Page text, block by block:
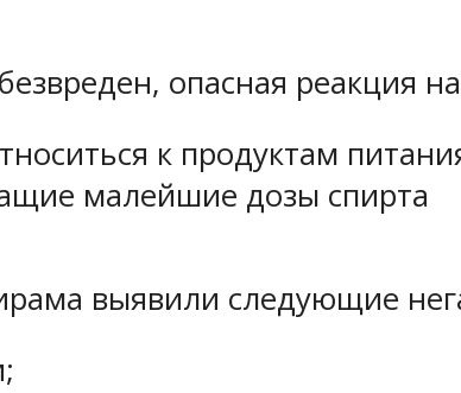
опасная реакция
к продуктам
малейшие дозы спирта
выявили следующие